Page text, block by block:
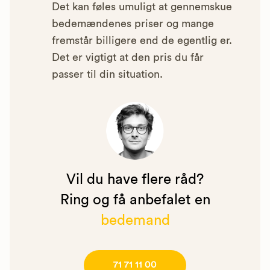
Det kan føles umuligt at gennemskue
bedemændenes priser og mange
fremstår billigere end de egentlig er.
Det er vigtigt at den pris du får
passer til din situation.
Vil du have flere råd?
Ring og få anbefalet en
bedemand
71 71 11 00